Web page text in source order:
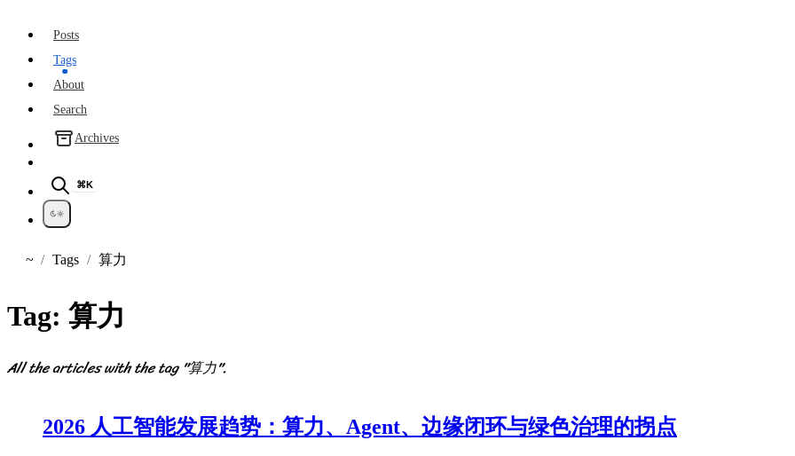
Posts
Tags
About
Search
Archives
⌘K
~HomeTags 算力
Tag: 算力
All the articles with the tag "算力".
2026 人工智能发展趋势：算力、Agent、边缘闭环与绿色治理的拐点